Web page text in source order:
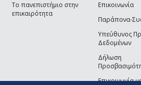
Το πανεπιστήμιο στην
επικαιρότητα
Επικοινωνία
Παράπονα-
Υπεύθυνος
Δεδομένων
Δήλωση
Επικοινωνία